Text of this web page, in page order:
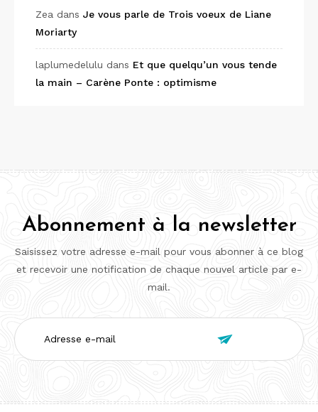
Zea dans Je vous parle de Trois voeux de Liane
Moriarty
laplumedelulu dans Et que quelqu’un vous tende
la main – Carène Ponte : optimisme
Abonnement à la newsletter
Saisissez votre adresse e-mail pour vous abonner à ce blog
et recevoir une notification de chaque nouvel article par e-
mail.
Adresse
e-
mail
